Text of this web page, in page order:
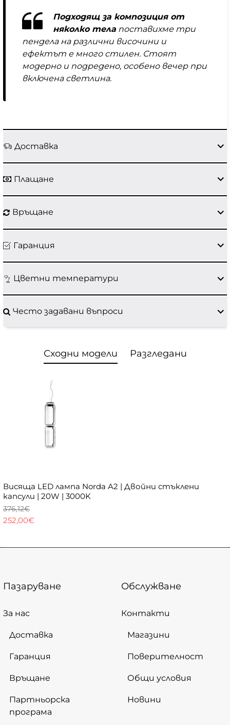
Подходящ за композиция от
няколко тела поставихме три
пендела на различни височини и
ефектът е много стилен. Стоят
модерно и подредено, особено вечер при
включена светлина.
Доставка
Плащане
Връщане
Гаранция
Цветни температури
Често задавани въпроси
Сходни модели Разгледани
Висяща LED лампа Norda A2 | Двойни стъклени
капсули | 20W | 3000K
252,00€
376,12€
Пазаруване
За нас
Доставка
Гаранция
Връщане
Партньорска
програма
Обслужване
Контакти
Магазини
Поверителност
Общи условия
Новини